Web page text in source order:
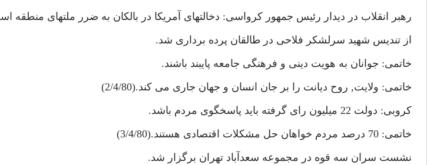
رهبر انقلاب در ديدار رئيس جمهور كرواسى: دخالتهاى آمريكا در بالكان به ضرر ملتهاى منطقه است.(31/
از تنديس شهيد سرلشكر فلاحى در طالقان پرده بردارى شد.
خاتمى: جوانان به هويت دينى و فرهنگى جامعه پايبند باشند.
خاتمى: ولايت, روح ديانت را بر جان انسان و جهان جارى مى كند.(2/4/80)
كروبى: دولت 22 ميليون راى گرفته بايد پاسخگوى مردم باشد.
خاتمى: 70 درصد مردم خواهان حل مشكلات اقتصادى هستند.(3/4/80)
نشست سران سه قوه در مجموعه سعدآباد تهران برگزار شد.